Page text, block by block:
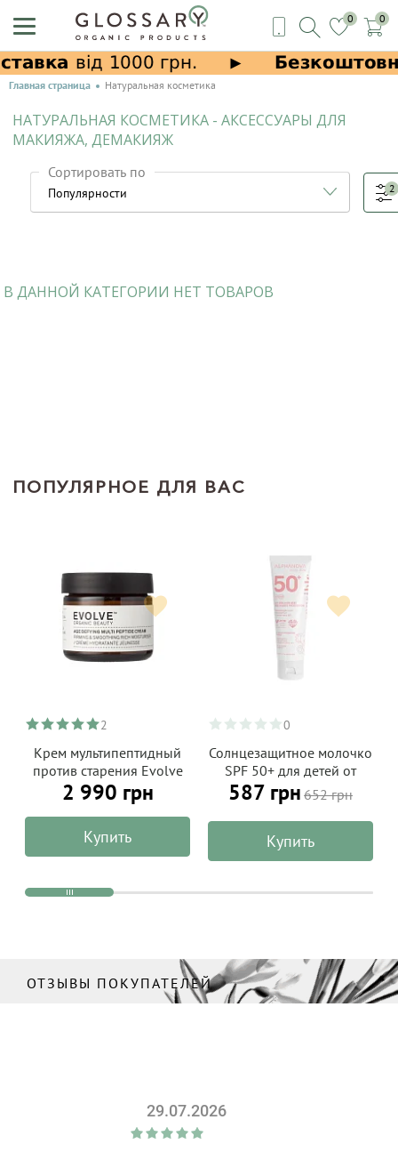
0 0
Главная страница Натуральная косметика
НАТУРАЛЬНАЯ КОСМЕТИКА - АКСЕССУАРЫ ДЛЯ
МАКИЯЖА, ДЕМАКИЯЖ
Сортировать по
2
В ДАННОЙ КАТЕГОРИИ НЕТ ТОВАРОВ
ПОПУЛЯРНОЕ ДЛЯ ВАС
2
Крем мультипептидный
против старения Evolve
Organic Beauty, 60 мл
2 990 грн
Купить
0
Солнцезащитное молочко
SPF 50+ для детей от
рождения ALPHANOVA
Daily Sun 50 мл
587 грн 652 грн
Купить
ОТЗЫВЫ ПОКУПАТЕЛЕЙ
29.07.2026